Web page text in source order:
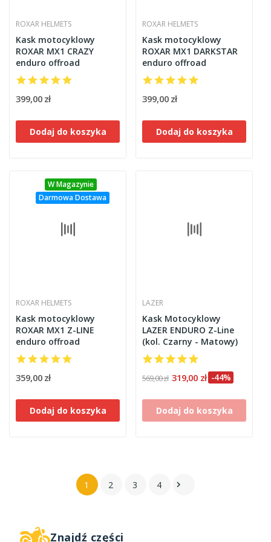
Znajdź części
ROXAR HELMETS
Kask motocyklowy
ROXAR MX1 CRAZY
enduro offroad
399,00 zł
Dodaj do koszyka
ROXAR HELMETS
Kask motocyklowy
ROXAR MX1 DARKSTAR
enduro offroad
399,00 zł
Dodaj do koszyka
W Magazynie
Darmowa Dostawa
ROXAR HELMETS
Kask motocyklowy
ROXAR MX1 Z-LINE
enduro offroad
359,00 zł
Dodaj do koszyka
LAZER
Kask Motocyklowy
LAZER ENDURO Z-Line
(kol. Czarny - Matowy)
569,00 zł 319,00 zł -44%
Dodaj do koszyka
1 2 3 4 